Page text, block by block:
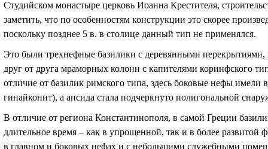
Студийском монастыре церковь Иоанна Крестителя,
заметить, что по особенностям конструкции это скорее
поскольку позднее 5 в. в столице данный тип не применялся.
Это были трехнефные базилики с деревянными
друг от друга мраморных колонн с капителями коринфского
отличие от базилик римского типа, здесь боковые нефы имели
гинайконит), а апсида стала подчеркнуто полигональной
В отличие от региона Константинополя, в самой Греции
длительное время – как в упрощенной, так и в более
в главном и боковых нефах и с небольшими служебными